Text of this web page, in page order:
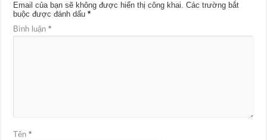
Email của bạn sẽ không được hiển thị công khai. Các trường bắt
buộc được đánh dấu*
Bình luận*
Tên*